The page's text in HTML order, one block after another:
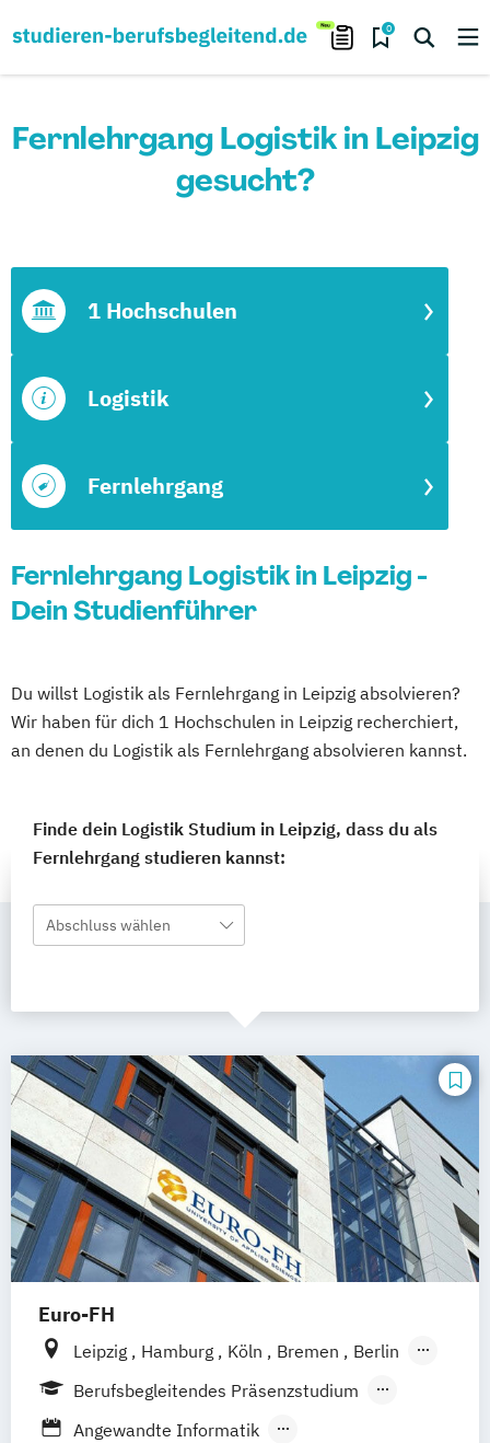
0
Fernlehrgang Logistik in Leipzig
gesucht?
Fernlehrgang
Logistik
1 Hochschulen
Fernlehrgang Logistik in Leipzig -
Dein Studienführer
Du willst Logistik als Fernlehrgang in Leipzig absolvieren?
Wir haben für dich 1 Hochschulen in Leipzig recherchiert,
an denen du Logistik als Fernlehrgang absolvieren kannst.
Finde dein Logistik Studium in Leipzig, dass du als
Fernlehrgang studieren kannst:
Abschluss wählen
Euro-FH
Leipzig Hamburg Köln Bremen
Berlin
Göttingen Frankfurt am Main
München
Berufsbegleitendes Präsenzstudium
Fernstudium
Fernlehrgang
Angewandte Informatik